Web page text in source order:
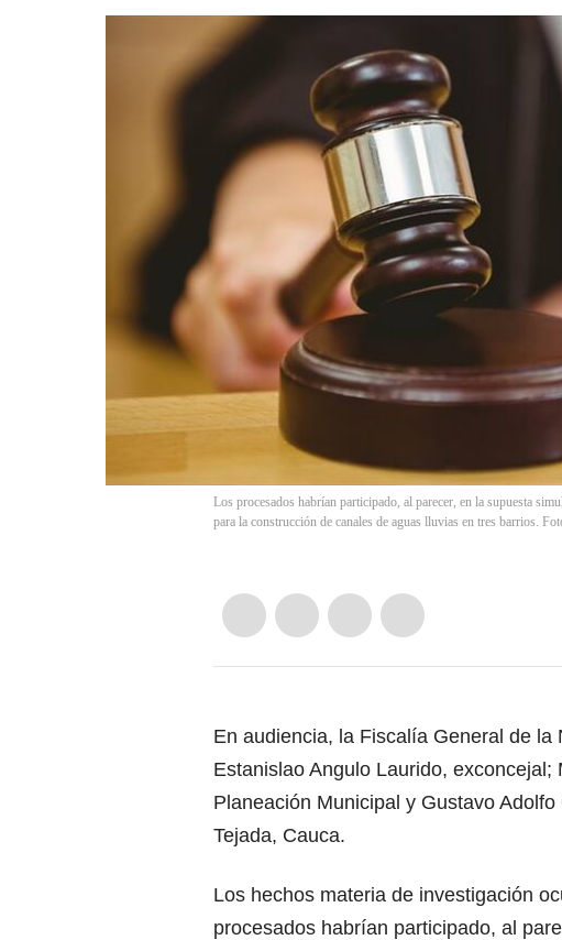
Los procesados habrían participado, al parecer, en la supuesta
para la construcción de canales de aguas lluvias en tres barrios.
En audiencia, la Fiscalía General de
Estanislao Angulo Laurido,
Planeación Municipal y Gustavo
Tejada, Cauca.
Los hechos materia de investigación
procesados habrían participado, al